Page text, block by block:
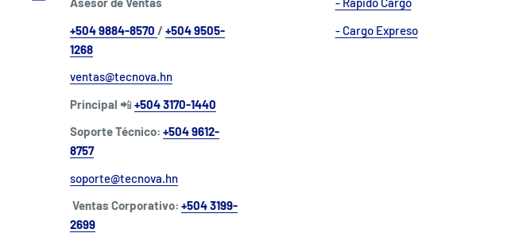
+504 9884-8570 /+504 9505-
1268
ventas@tecnova.hn
Principal 📲 +504 3170-1440
Soporte Técnico: +504 9612-
8757
soporte@tecnova.hn
Ventas Corporativo: +504 3199-
2699
- Cargo Expreso